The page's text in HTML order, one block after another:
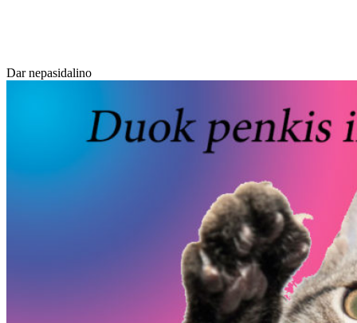
Dar nepasidalino